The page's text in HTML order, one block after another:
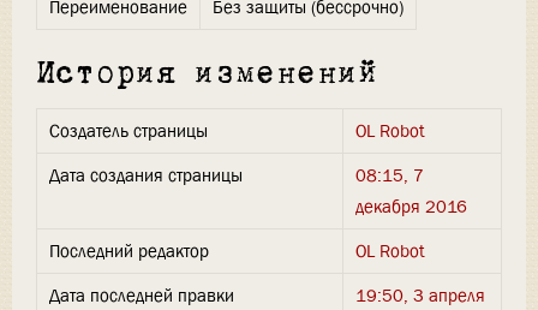
Переименование
Без защиты (бессрочно)
История изменений
Создатель страницы
OL Robot
Дата создания страницы
08:15, 7
декабря 2016
Последний редактор
OL Robot
Дата последней правки
19:50, 3 апреля